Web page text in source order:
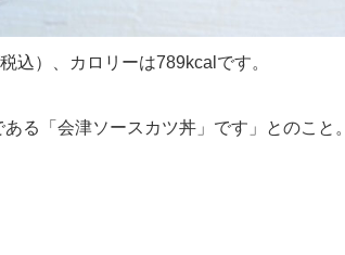
込）、カロリーは789kcalです。
る「会津ソースカツ丼」です」とのこと